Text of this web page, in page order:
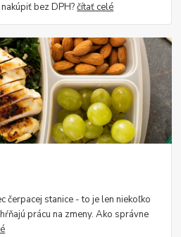
bez DPH?čítať celé
čerpacej stanice - to je len niekoľko
prácu na zmeny. Ako správne